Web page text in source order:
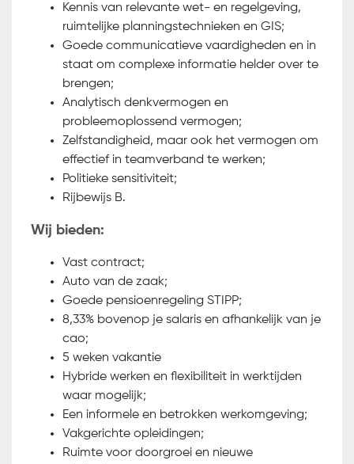
Kennis van relevante wet- en regelgeving,
ruimtelijke planningstechnieken en GIS;
Goede communicatieve vaardigheden en in
staat om complexe informatie helder over te
brengen;
Analytisch denkvermogen en
probleemoplossend vermogen;
Zelfstandigheid, maar ook het vermogen om
effectief in teamverband te werken;
Politieke sensitiviteit;
Rijbewijs B.
Wij bieden:
Vast contract;
Auto van de zaak;
Goede pensioenregeling STIPP;
8,33% bovenop je salaris en afhankelijk van je
cao;
5 weken vakantie
Hybride werken en flexibiliteit in werktijden
waar mogelijk;
Een informele en betrokken werkomgeving;
Vakgerichte opleidingen;
Ruimte voor doorgroei en nieuwe